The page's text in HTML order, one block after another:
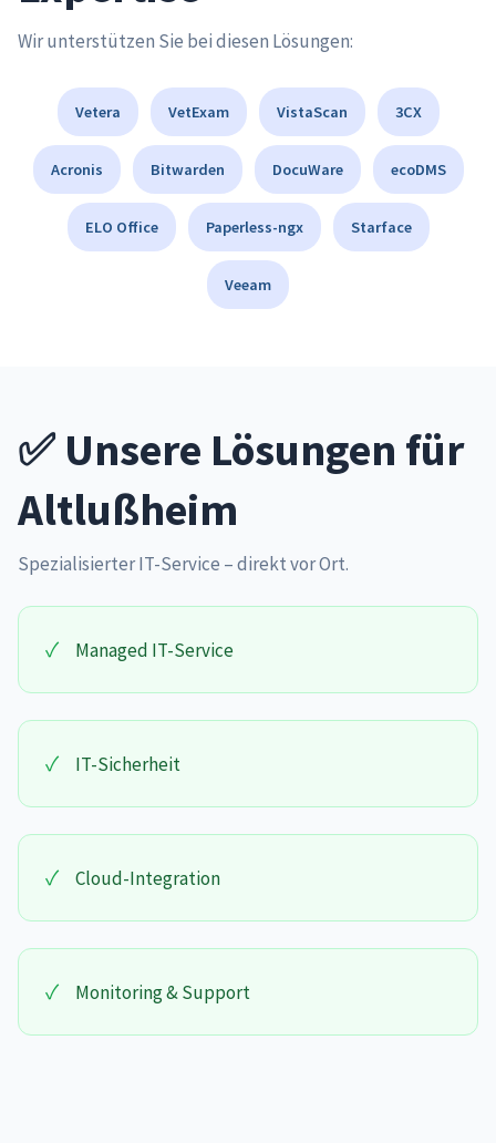
Wir unterstützen Sie bei diesen Lösungen:
Vetera VetExam VistaScan 3CX
Acronis Bitwarden DocuWare ecoDMS
ELO Office Paperless-ngx Starface
Veeam
✅ Unsere Lösungen für
Altlußheim
Spezialisierter IT-Service – direkt vor Ort.
✓ Managed IT-Service
✓ IT-Sicherheit
✓ Cloud-Integration
✓ Monitoring & Support